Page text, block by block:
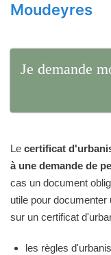
Moudeyres
Je demande
Le certificat
à une demande de
cas un document
utile pour
sur un certificat
les règles